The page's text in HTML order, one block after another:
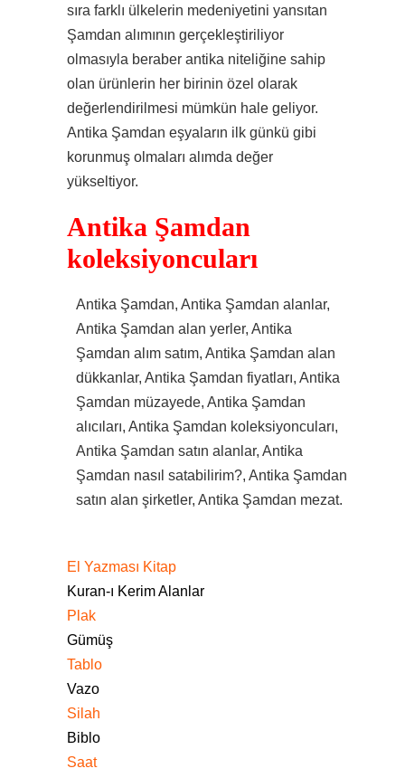
sıra farklı ülkelerin medeniyetini yansıtan
Şamdan alımının gerçekleştiriliyor
olmasıyla beraber antika niteliğine sahip
olan ürünlerin her birinin özel olarak
değerlendirilmesi mümkün hale geliyor.
Antika Şamdan eşyaların ilk günkü gibi
korunmuş olmaları alımda değer
yükseltiyor.
Antika Şamdan
koleksiyoncuları
Antika Şamdan, Antika Şamdan alanlar,
Antika Şamdan alan yerler, Antika
Şamdan alım satım, Antika Şamdan alan
dükkanlar, Antika Şamdan fiyatları, Antika
Şamdan müzayede, Antika Şamdan
alıcıları, Antika Şamdan koleksiyoncuları,
Antika Şamdan satın alanlar, Antika
Şamdan nasıl satabilirim?, Antika Şamdan
satın alan şirketler, Antika Şamdan mezat.
El Yazması Kitap
Kuran-ı Kerim Alanlar
Plak
Gümüş
Tablo
Vazo
Silah
Biblo
Saat